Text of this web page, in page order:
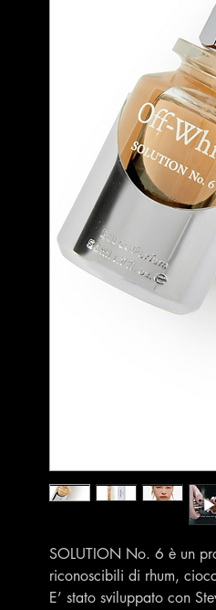
SOLUTION No. 6 è un
riconoscibili di rhum,
E’ stato sviluppato con